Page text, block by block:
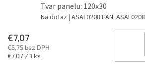
Tvar panelu: 120x30
Na dotaz | ASAL0208 EAN: ASAL0208
€7,07
€5,75 bez DPH
Jednotková
€7,07 / 1 ks